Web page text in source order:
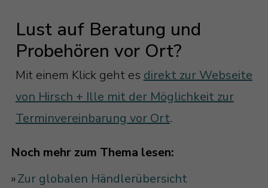
Lust auf Beratung und
Probehören vor Ort?
Mit einem Klick geht es direkt zur Webseite
von Hirsch + Ille mit der Möglichkeit zur
Terminvereinbarung vor Ort.
Noch mehr zum Thema lesen:
»Zur globalen Händlerübersicht